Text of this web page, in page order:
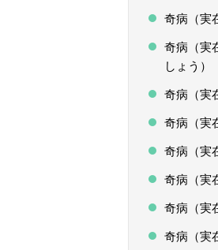
奇病（実
奇病（実
しょう）
奇病（実
奇病（実
奇病（実
奇病（実
奇病（実
奇病（実